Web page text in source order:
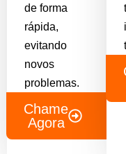
de forma
rápida,
evitando
novos
problemas.
Chame
Agora